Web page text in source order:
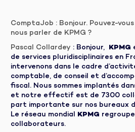
ComptaJob : Bonjour. Pouvez-
nous parler de KPMG ?
Pascal Collardey : Bonjour, KPMG
de services pluridisciplinaires en
intervenons dans le cadre
comptable, de conseil et
fiscal. Nous sommes implantés
et notre effectif est de 7300
part importante sur nos bureaux
Le réseau mondial KPMG
collaborateurs.